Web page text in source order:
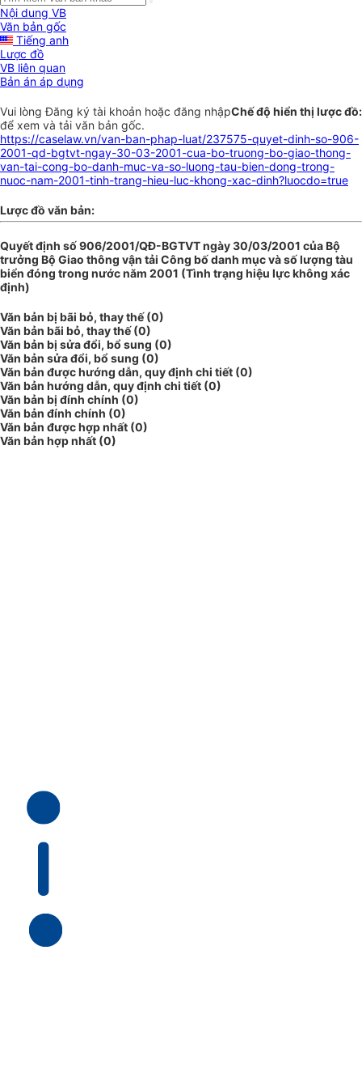
Nội dung VB
Văn bản gốc
Tiếng anh
Lược đồ
VB liên quan
Bản án áp dụng
Chế độ hiển thị lược đồ:
Vui lòngĐăng ký tài khoản hoặc đăng nhập
để xem và tải văn bản gốc.
https://caselaw.vn/van-ban-phap-luat/237575-quyet-dinh-so-906-
2001-qd-bgtvt-ngay-30-03-2001-cua-bo-truong-bo-giao-thong-
van-tai-cong-bo-danh-muc-va-so-luong-tau-bien-dong-trong-
nuoc-nam-2001-tinh-trang-hieu-luc-khong-xac-dinh?luocdo=true
Lược đồ văn bản:
Quyết định số 906/2001/QĐ-BGTVT ngày 30/03/2001 của Bộ
trưởng Bộ Giao thông vận tải Công bố danh mục và số lượng tàu
biển đóng trong nước năm 2001 (Tình trạng hiệu lực không xác
định)
Văn bản bị bãi bỏ, thay thế (0)
Văn bản bãi bỏ, thay thế (0)
Văn bản bị sửa đổi, bổ sung (0)
Văn bản sửa đổi, bổ sung (0)
Văn bản được hướng dẫn, quy định chi tiết (0)
Văn bản hướng dẫn, quy định chi tiết (0)
Văn bản bị đính chính (0)
Văn bản đính chính (0)
Văn bản được hợp nhất (0)
Văn bản hợp nhất (0)